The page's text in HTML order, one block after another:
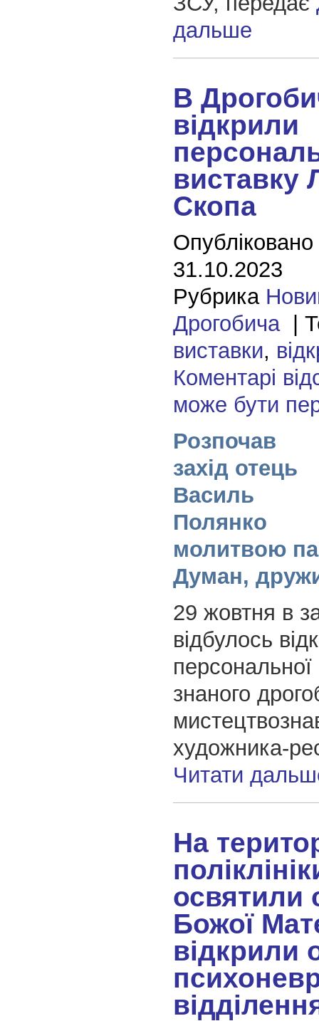
дальше
В
відкрили
виставку
Скопа
31.10.2023
Рубрика
Дрогобича|
виставки,
Коментарі
може бути
Розпочав
захід отець
Василь
Полянко
молитвою
Думан,
29 жовтня в
відбулось
персональної
знаного
художника-
Читати
На
освятили
Божої
відкрили